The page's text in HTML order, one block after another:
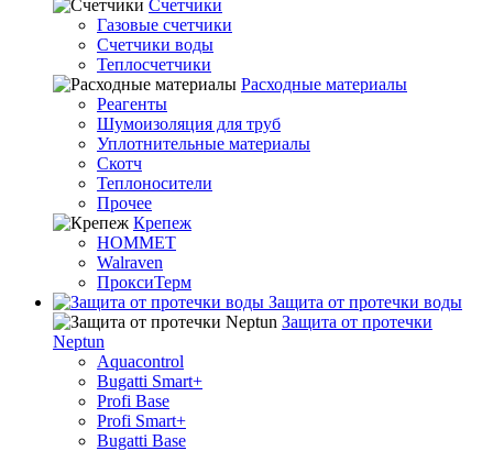
Счетчики
Газовые счетчики
Счетчики воды
Теплосчетчики
Расходные материалы
Реагенты
Шумоизоляция для труб
Уплотнительные материалы
Скотч
Теплоносители
Прочее
Крепеж
HOMMET
Walraven
ПроксиТерм
Защита от протечки воды
Защита от протечки
Neptun
Aquacontrol
Bugatti Smart+
Profi Base
Profi Smart+
Bugatti Base